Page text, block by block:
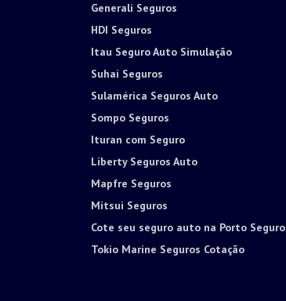
Generali Seguros
HDI Seguros
Itau Seguro Auto Simulação
Suhai Seguros
Sulamérica Seguros Auto
Sompo Seguros
Ituran com Seguro
Liberty Seguros Auto
Mapfre Seguros
Mitsui Seguros
Cote seu seguro auto na Porto Seguro
Tokio Marine Seguros Cotação